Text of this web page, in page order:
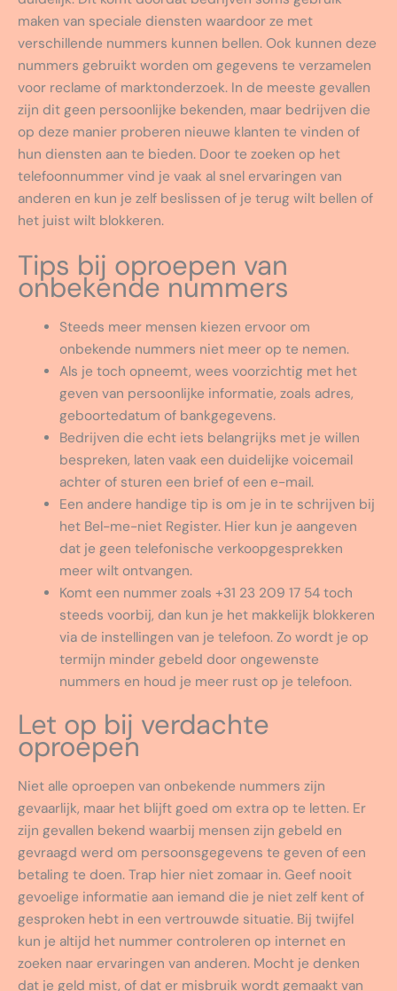
maken van speciale diensten waardoor ze met
verschillende nummers kunnen bellen. Ook kunnen deze
nummers gebruikt worden om gegevens te verzamelen
voor reclame of marktonderzoek. In de meeste gevallen
zijn dit geen persoonlijke bekenden, maar bedrijven die
op deze manier proberen nieuwe klanten te vinden of
hun diensten aan te bieden. Door te zoeken op het
telefoonnummer vind je vaak al snel ervaringen van
anderen en kun je zelf beslissen of je terug wilt bellen of
het juist wilt blokkeren.
Tips bij oproepen van
onbekende nummers
Steeds meer mensen kiezen ervoor om
onbekende nummers niet meer op te nemen.
Als je toch opneemt, wees voorzichtig met het
geven van persoonlijke informatie, zoals adres,
geboortedatum of bankgegevens.
Bedrijven die echt iets belangrijks met je willen
bespreken, laten vaak een duidelijke voicemail
achter of sturen een brief of een e-mail.
Een andere handige tip is om je in te schrijven bij
het Bel-me-niet Register. Hier kun je aangeven
dat je geen telefonische verkoopgesprekken
meer wilt ontvangen.
Komt een nummer zoals +31 23 209 17 54 toch
steeds voorbij, dan kun je het makkelijk blokkeren
via de instellingen van je telefoon. Zo wordt je op
termijn minder gebeld door ongewenste
nummers en houd je meer rust op je telefoon.
Let op bij verdachte
oproepen
Niet alle oproepen van onbekende nummers zijn
gevaarlijk, maar het blijft goed om extra op te letten. Er
zijn gevallen bekend waarbij mensen zijn gebeld en
gevraagd werd om persoonsgegevens te geven of een
betaling te doen. Trap hier niet zomaar in. Geef nooit
gevoelige informatie aan iemand die je niet zelf kent of
gesproken hebt in een vertrouwde situatie. Bij twijfel
kun je altijd het nummer controleren op internet en
zoeken naar ervaringen van anderen. Mocht je denken
dat je geld mist, of dat er misbruik wordt gemaakt van